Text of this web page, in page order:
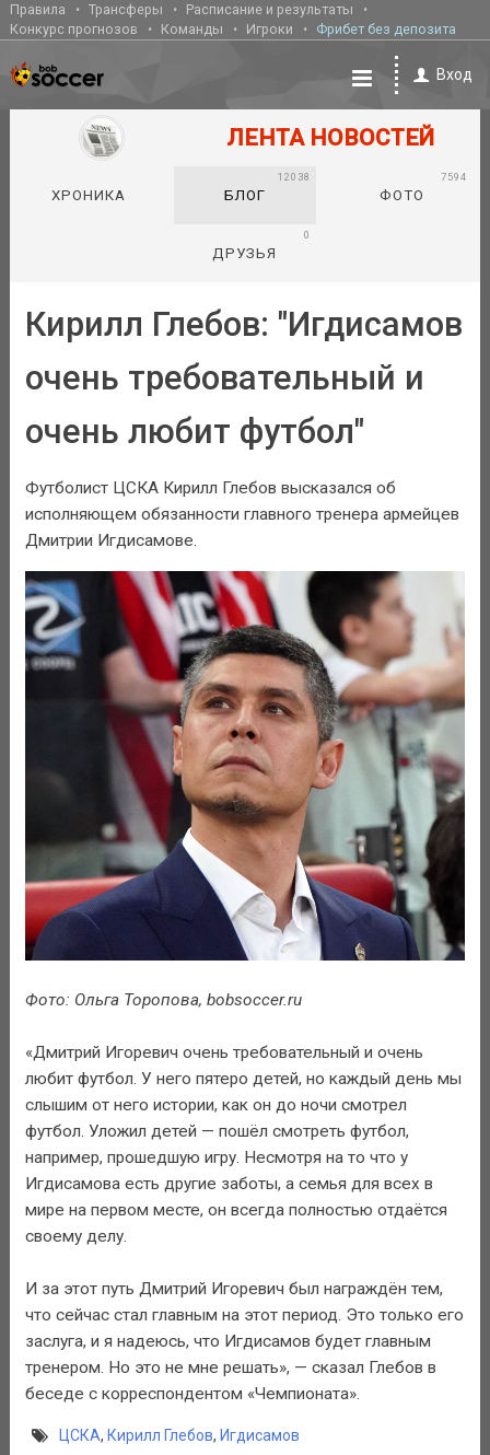
Правила Трансферы
Расписание и результаты
Конкурс прогнозов
Команды Игроки Фрибет без депозита
Вход
ЛЕНТА НОВОСТЕЙ
ХРОНИКА БЛОГ
12038
ФОТО
7594
ДРУЗЬЯ
0
Кирилл Глебов: "Игдисамов
очень требовательный и
очень любит футбол"
Футболист ЦСКА Кирилл Глебов высказался об
исполняющем обязанности главного тренера армейцев
Дмитрии Игдисамове.
Фото: Ольга Торопова, bobsoccer.ru
«Дмитрий Игоревич очень требовательный и очень
любит футбол. У него пятеро детей, но каждый день мы
слышим от него истории, как он до ночи смотрел
футбол. Уложил детей — пошёл смотреть футбол,
например, прошедшую игру. Несмотря на то что у
Игдисамова есть другие заботы, а семья для всех в
мире на первом месте, он всегда полностью отдаётся
своему делу.
И за этот путь Дмитрий Игоревич был награждён тем,
что сейчас стал главным на этот период. Это только его
заслуга, и я надеюсь, что Игдисамов будет главным
тренером. Но это не мне решать», — сказал Глебов в
беседе с корреспондентом «Чемпионата».
ЦСКА, Кирилл Глебов, Игдисамов